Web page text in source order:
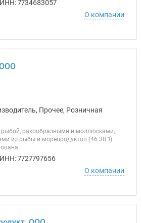
7734683057
О компании
Прочее, Розничная
рыбой, ракообразными и моллюсками,
из рыбы и морепродуктов (46.38.1)
7727797656
О компании